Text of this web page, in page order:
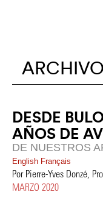
DESDE
AÑOS DE
DE NUESTROS
English Français
Por Pierre-Yves Donzé,
MARZO 2020